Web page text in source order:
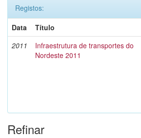
Registos:
Data
Título
2011
Infraestrutura de transportes do
Nordeste 2011
Refinar